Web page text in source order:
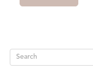
Search